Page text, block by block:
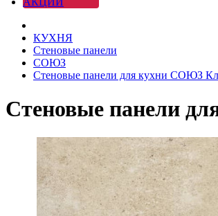
КУХНЯ
Стеновые панели
СОЮЗ
Стеновые панели для кухни СОЮЗ
Стеновые панели